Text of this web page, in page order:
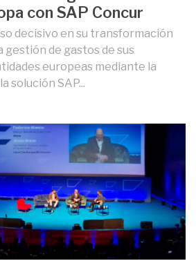
con SAP Concur
decisivo en su transformación
gestión de gastos de sus
europeas mediante la
solución SAP...